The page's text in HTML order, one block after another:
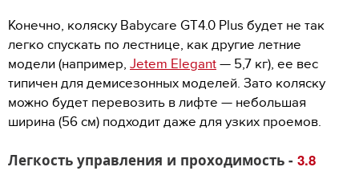
Конечно, коляску Babycare GT4.0 Plus будет не так
легко спускать по лестнице, как другие летние
модели (например, Jetem Elegant — 5,7 кг), ее вес
типичен для демисезонных моделей. Зато коляску
можно будет перевозить в лифте — небольшая
ширина (56 см) подходит даже для узких проемов.
Легкость управления и проходимость - 3.8